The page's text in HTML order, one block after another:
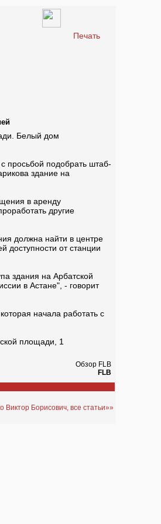
Печать
Белый дом
просьбой подобрать штаб-
здание на
в аренду
другие
должна найти в центре
доступности от станции
здания на Арбатской
в Астане", - говорит
начала работать с
площади, 1
Обзор FLB
FLB
Виктор Борисович, все статьи»»